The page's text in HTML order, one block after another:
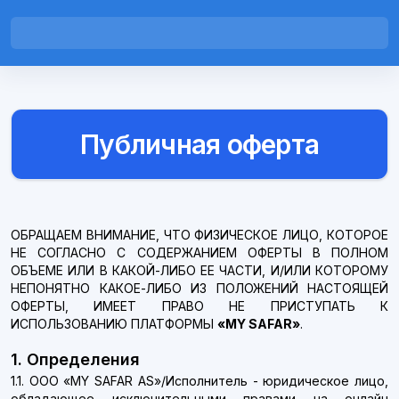
Публичная оферта
ОБРАЩАЕМ ВНИМАНИЕ, ЧТО ФИЗИЧЕСКОЕ ЛИЦО, КОТОРОЕ
НЕ СОГЛАСНО С СОДЕРЖАНИЕМ ОФЕРТЫ В ПОЛНОМ
ОБЪЕМЕ ИЛИ В КАКОЙ-ЛИБО ЕЕ ЧАСТИ, И/ИЛИ КОТОРОМУ
НЕПОНЯТНО КАКОЕ-ЛИБО ИЗ ПОЛОЖЕНИЙ НАСТОЯЩЕЙ
ОФЕРТЫ, ИМЕЕТ ПРАВО НЕ ПРИСТУПАТЬ К
ИСПОЛЬЗОВАНИЮ ПЛАТФОРМЫ «MY SAFAR».
1. Определения
1.1. ООО «MY SAFAR AS»/Исполнитель - юридическое лицо,